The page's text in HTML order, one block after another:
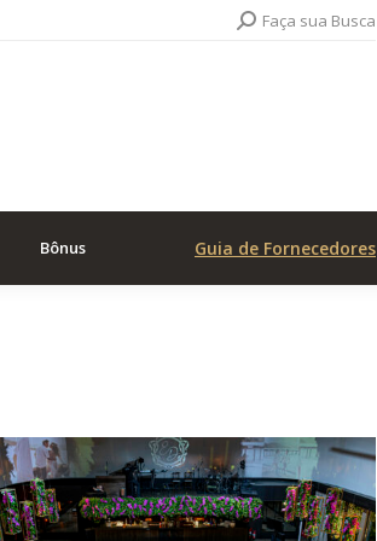
Search:Faça sua Busca
Bônus Guia de Fornecedores